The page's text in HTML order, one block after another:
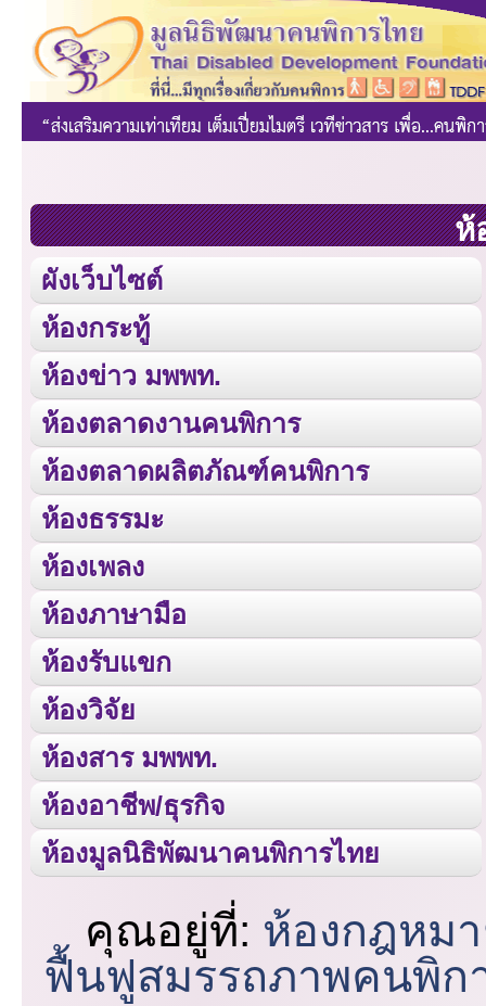
ห้
ผังเว็บไซต์
ห้องกระทู้
ห้องข่าว มพพท.
ห้องตลาดงานคนพิการ
ห้องตลาดผลิตภัณฑ์คนพิการ
ห้องธรรมะ
ห้องเพลง
ห้องภาษามือ
ห้องรับแขก
ห้องวิจัย
ห้องสาร มพพท.
ห้องอาชีพ/ธุรกิจ
ห้องมูลนิธิพัฒนาคนพิการไทย
คุณอยู่ที่: ห้องกฎหม
ฟื้นฟูสมรรถภาพคนพิก